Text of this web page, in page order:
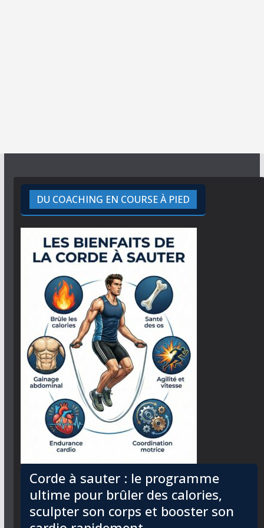
DU COACHING EN COURSE À PIED
Corde à sauter : le programme
ultime pour brûler des calories,
sculpter son corps et booster son